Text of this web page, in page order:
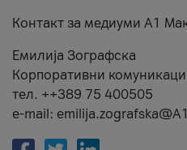
Контакт за медиуми А1
Емилија Зографска
Корпоративни
тел. ++389 75 400505
e-mail: